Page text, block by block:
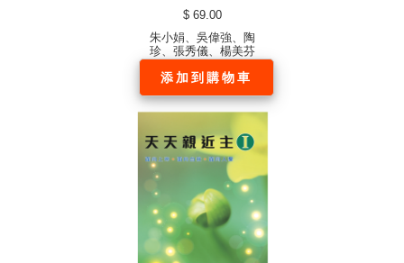
$ 69.00
朱小娟、吳偉強、陶
珍、張秀儀、楊美芬
添加到購物車